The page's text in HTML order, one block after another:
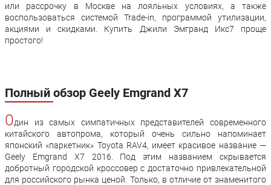
или рассрочку в Москве на лояльных условиях, а также
воспользоваться системой Trade-in, программой утилизации,
акциями и скидками. Купить Джили Эмгранд Икс7 проще
простого!
Полный обзор Geely Emgrand X7
Один из самых симпатичных представителей современного
китайского автопрома, который очень сильно напоминает
японский «паркетник» Toyota RAV4, имеет красивое название —
Geely Emgrand X7 2016. Под этим названием скрывается
добротный городской кроссовер с достаточно привлекательной
для российского рынка ценой. Только, в отличие от знаменитого